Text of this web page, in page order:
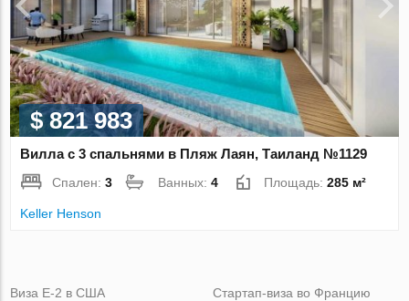
$ 821 983
Вилла с 3 спальнями в Пляж Лаян, Таиланд №1129
Спален:3 Ванных:4 Площадь:285 м²
Keller Henson
Виза Е-2 в США
Стартап-виза во Францию